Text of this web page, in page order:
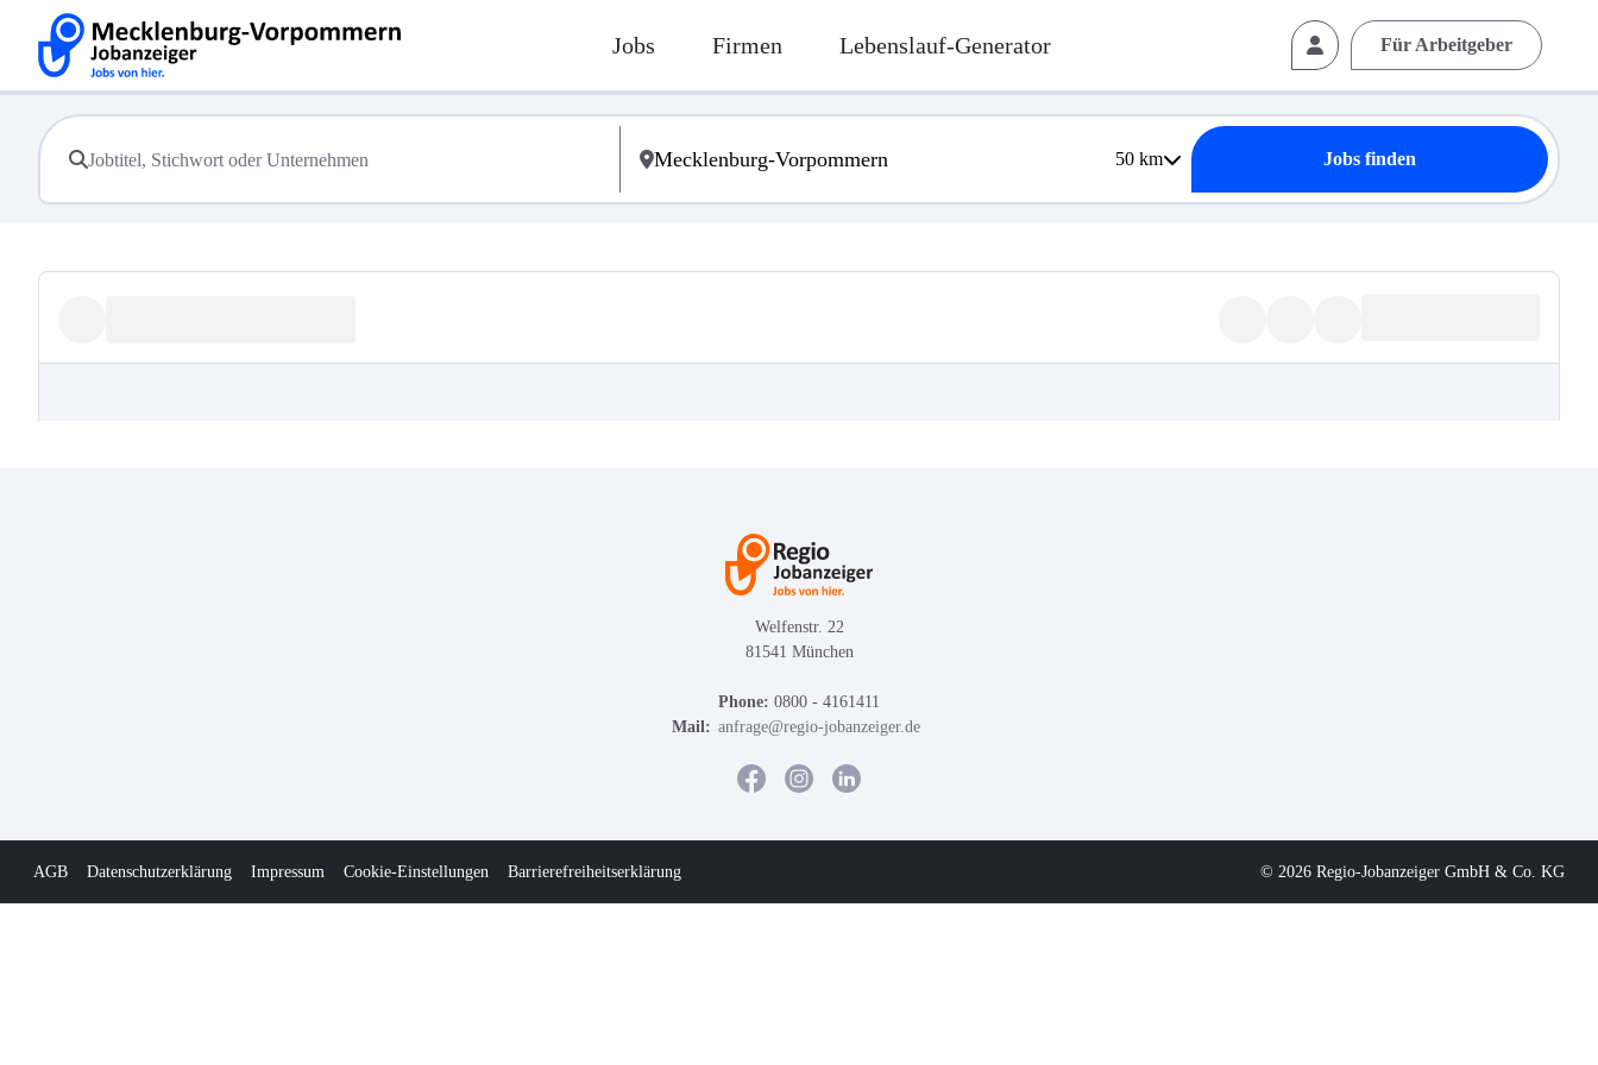
Jobs Firmen Lebenslauf-Generator Für Arbeitgeber
50km Jobs finden
Welfenstr. 22
81541 München
Phone: 0800 - 4161411
Mail: anfrage@regio-jobanzeiger.de
AGB Datenschutzerklärung Impressum Cookie-Einstellungen Barrierefreiheitserklärung © 2026 Regio-Jobanzeiger GmbH & Co. KG